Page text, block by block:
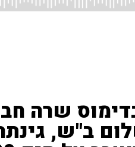
שרה
ב"ש,